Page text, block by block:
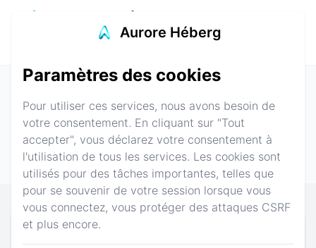
Aurore Héberg
S'inscrire
Tableau de bord Actualités
Services Partenaires Downloads
Tickets
Services Supplémentaires Support
Aurore Héberg
Paramètres des cookies
Pour utiliser ces services, nous avons besoin de
votre consentement. En cliquant sur "Tout
accepter", vous déclarez votre consentement à
l'utilisation de tous les services. Les cookies sont
utilisés pour des tâches importantes, telles que
pour se souvenir de votre session lorsque vous
vous connectez, vous protéger des attaques CSRF
et plus encore.